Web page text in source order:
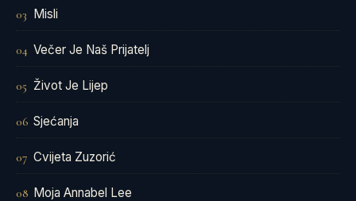
03 Misli
04 Večer Je Naš Prijatelj
05 Život Je Lijep
06 Sjećanja
07 Cvijeta Zuzorić
08 Moja Annabel Lee